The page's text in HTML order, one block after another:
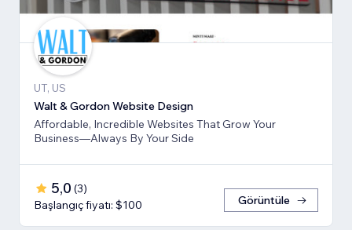
UT, US
Walt & Gordon Website Design
Affordable, Incredible Websites That Grow Your
Business—Always By Your Side
5,0 (3)
Başlangıç fiyatı: $100
Görüntüle